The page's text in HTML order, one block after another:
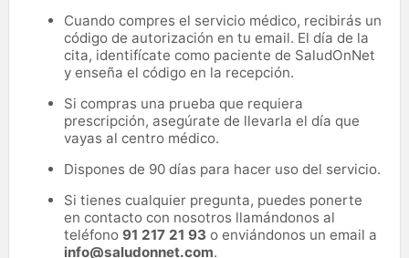
Cuando compres el servicio médico, recibirás un
código de autorización en tu email. El día de la
cita, identifícate como paciente de SaludOnNet
y enseña el código en la recepción.
Si compras una prueba que requiera
prescripción, asegúrate de llevarla el día que
vayas al centro médico.
Dispones de 90 días para hacer uso del servicio.
Si tienes cualquier pregunta, puedes ponerte
en contacto con nosotros llamándonos al
teléfono 91 217 21 93 o enviándonos un email a
info@saludonnet.com.